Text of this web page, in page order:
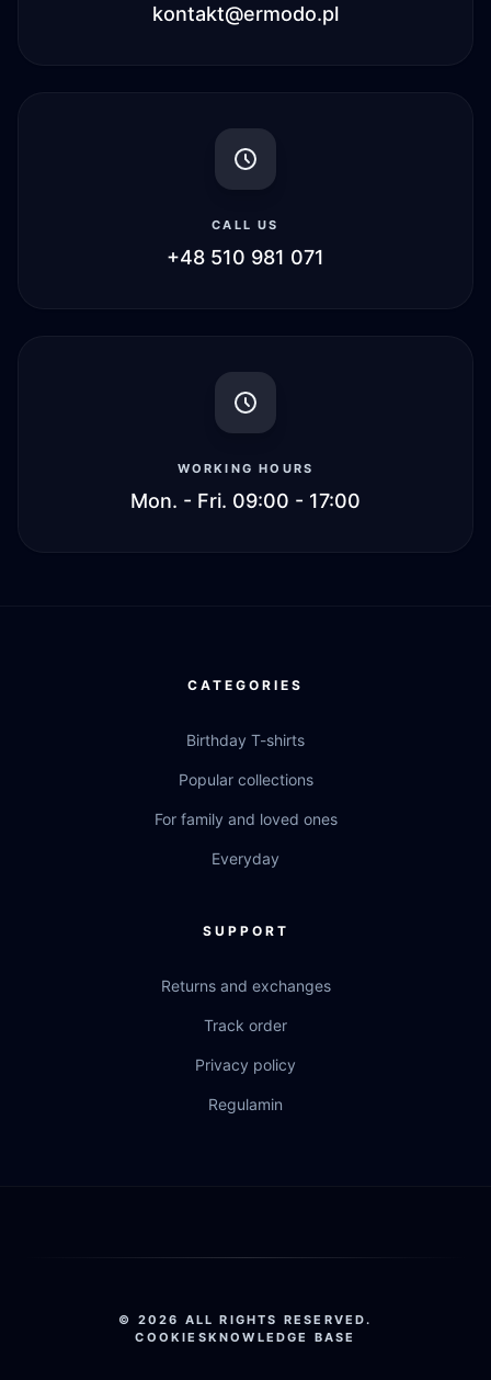
kontakt@ermodo.pl
CALL US
+48 510 981 071
WORKING HOURS
Mon. - Fri. 09:00 - 17:00
CATEGORIES
Birthday T-shirts
Popular collections
For family and loved ones
Everyday
SUPPORT
Returns and exchanges
Track order
Privacy policy
Regulamin
© 2026 ALL RIGHTS RESERVED.
COOKIESKNOWLEDGE BASE